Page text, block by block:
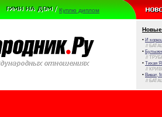
Куплю диплом
Новые
• И
//
•
//
• Тихая
//
• Виват,
//